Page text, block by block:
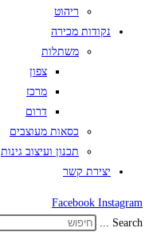
ריהוט
נקודות מכירה
משתלות
צפון
מרכז
דרום
כסאות מעוצבים
תכנון ועיצוב גינות
יצירת קשר
Facebook Instagram
Search ...